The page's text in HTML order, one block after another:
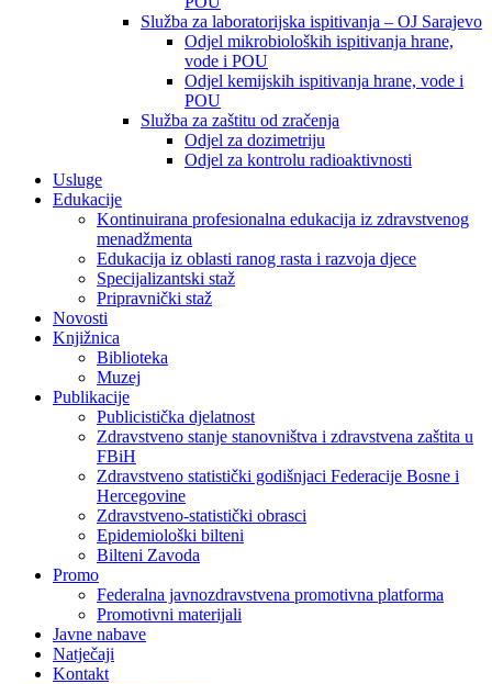
Služba za laboratorijska ispitivanja – OJ Sarajevo
Odjel mikrobioloških ispitivanja hrane,
vode i POU
Odjel kemijskih ispitivanja hrane, vode i
POU
Služba za zaštitu od zračenja
Odjel za dozimetriju
Odjel za kontrolu radioaktivnosti
Usluge
Edukacije
Kontinuirana profesionalna edukacija iz zdravstvenog
menadžmenta
Edukacija iz oblasti ranog rasta i razvoja djece
Specijalizantski staž
Pripravnički staž
Novosti
Knjižnica
Biblioteka
Muzej
Publikacije
Publicistička djelatnost
Zdravstveno stanje stanovništva i zdravstvena zaštita u
FBiH
Zdravstveno statistički godišnjaci Federacije Bosne i
Hercegovine
Zdravstveno-statistički obrasci
Epidemiološki bilteni
Bilteni Zavoda
Promo
Federalna javnozdravstvena promotivna platforma
Promotivni materijali
Javne nabave
Natječaji
Kontakt